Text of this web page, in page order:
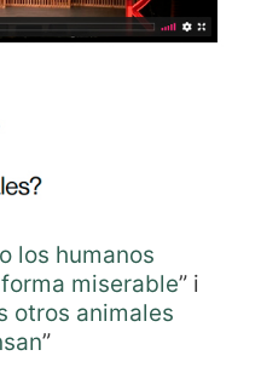
los humanos
miserable” i
otros animales
”